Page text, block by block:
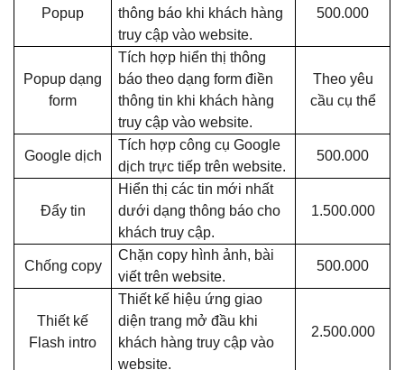
Popup
thông báo khi khách hàng
truy cập vào website.
500.000
Popup dạng
form
Tích hợp hiển thị thông
báo theo dạng form điền
thông tin khi khách hàng
truy cập vào website.
Theo yêu
cầu cụ thể
Google dịch
Tích hợp công cụ Google
dịch trực tiếp trên website.
500.000
Đẩy tin
Hiển thị các tin mới nhất
dưới dạng thông báo cho
khách truy cập.
1.500.000
Chống copy
Chặn copy hình ảnh, bài
viết trên website.
500.000
Thiết kế
Flash intro
Thiết kế hiệu ứng giao
diện trang mở đầu khi
khách hàng truy cập vào
website.
2.500.000